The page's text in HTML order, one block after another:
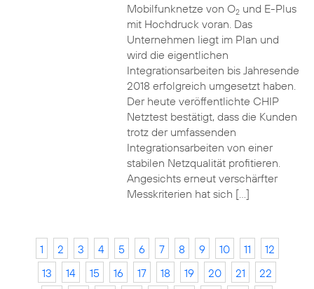
Mobilfunknetze von O2und E-Plus
mit Hochdruck voran. Das
Unternehmen liegt im Plan und
wird die eigentlichen
Integrationsarbeiten bis Jahresende
2018 erfolgreich umgesetzt haben.
Der heute veröffentlichte CHIP
Netztest bestätigt, dass die Kunden
trotz der umfassenden
Integrationsarbeiten von einer
stabilen Netzqualität profitieren.
Angesichts erneut verschärfter
Messkriterien hat sich […]
1 2 3 4 5 6 7 8 9 10 11
12
13
14 15 16 17 18 19 20 21
22